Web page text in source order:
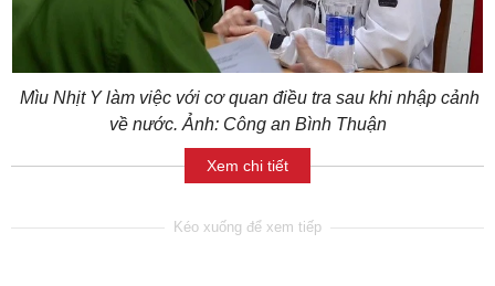
Mìu Nhịt Y làm việc với cơ quan điều tra sau khi nhập cảnh
về nước. Ảnh: Công an Bình Thuận
Xem chi tiết